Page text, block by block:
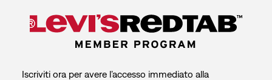
Iscriviti ora per avere l’accesso immediato alla